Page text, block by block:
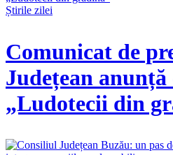
Știrile zilei
Comunicat de
Județean anunță
„Ludotecii din